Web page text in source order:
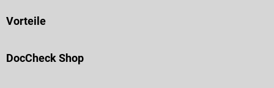
Vorteile
DocCheck Shop